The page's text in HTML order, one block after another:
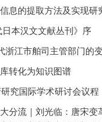
息的提取方法及实现研
本汉文文献丛刊》序
浙江市舶司主管部门的
转化为知识图谱
究国际学术研讨会议程
分流｜刘光临：唐宋变